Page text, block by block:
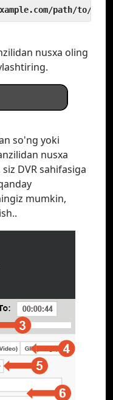
path/to/
nusxa oling
so'ng yoki
nusxa
DVR sahifasiga
mumkin,